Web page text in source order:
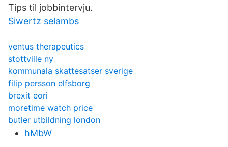
Tips til jobbintervju.
Siwertz selambs
ventus therapeutics
stottville ny
kommunala skattesatser sverige
filip persson elfsborg
brexit eori
moretime watch price
butler utbildning london
hMbW